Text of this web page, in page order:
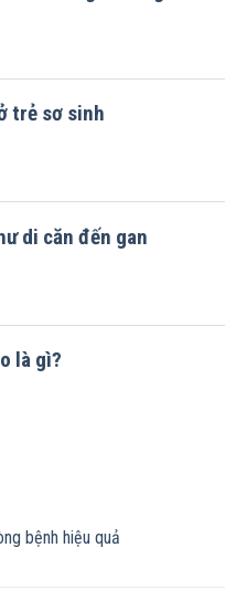
bệnh hiệu quả